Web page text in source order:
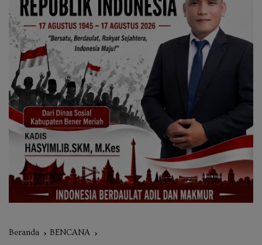
Beranda BENCANA